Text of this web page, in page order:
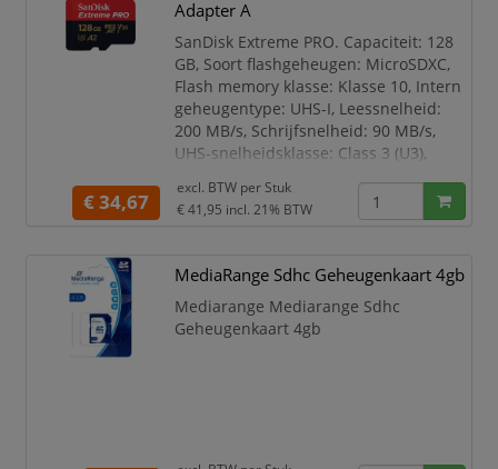
Adapter A
SanDisk Extreme PRO. Capaciteit: 128
GB, Soort flashgeheugen: MicroSDXC,
Flash memory klasse: Klasse 10, Intern
geheugentype: UHS-I, Leessnelheid:
200 MB/s, Schrijfsnelheid: 90 MB/s,
UHS-snelheidsklasse: Class 3 (U3),
Veiligheidsfunties: Schokbestendig,
Temperatuurbestendig,
Kleur van het product: Zwart, Rood
SanDisk Extreme PRO, 128 GB,
MicroSDXC, Klasse 10, UHS-I, 200 MB/s,
90 MB/s
€ 34,67
excl. BTW per Stuk
€ 41,95 incl. 21% BTW
MediaRange Sdhc Geheugenkaart 4gb
Mediarange Mediarange Sdhc
Geheugenkaart 4gb